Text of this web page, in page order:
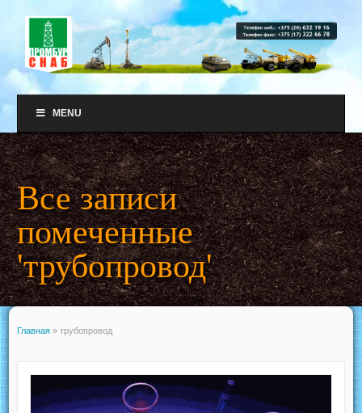
MENU
Все записи
помеченные
'трубопровод'
Главная » трубопровод